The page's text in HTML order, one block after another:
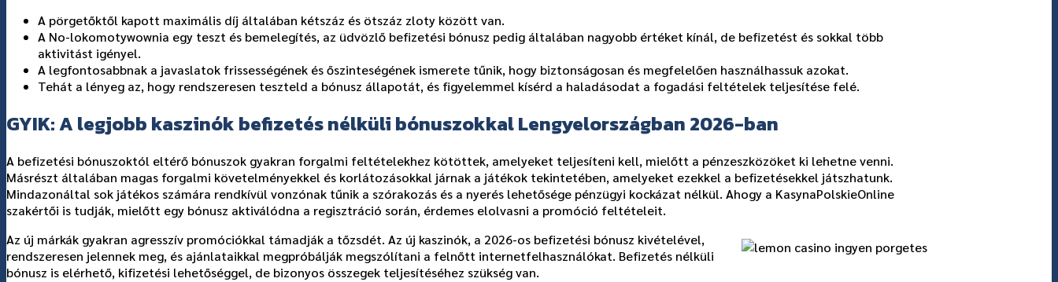
A pörgetőktől kapott maximális díj általában kétszáz és ötszáz zloty között van.
A No-lokomotywownia egy teszt és bemelegítés, az üdvözlő befizetési bónusz pedig általában nagyobb értéket kínál, de befizetést és sokkal több
aktivitást igényel.
A legfontosabbnak a javaslatok frissességének és őszinteségének ismerete tűnik, hogy biztonságosan és megfelelően használhassuk azokat.
Tehát a lényeg az, hogy rendszeresen teszteld a bónusz állapotát, és figyelemmel kísérd a haladásodat a fogadási feltételek teljesítése felé.
GYIK: A legjobb kaszinók befizetés nélküli bónuszokkal Lengyelországban 2026-ban
A befizetési bónuszoktól eltérő bónuszok gyakran forgalmi feltételekhez kötöttek, amelyeket teljesíteni kell, mielőtt a pénzeszközöket ki lehetne venni.
Másrészt általában magas forgalmi követelményekkel és korlátozásokkal járnak a játékok tekintetében, amelyeket ezekkel a befizetésekkel játszhatunk.
Mindazonáltal sok játékos számára rendkívül vonzónak tűnik a szórakozás és a nyerés lehetősége pénzügyi kockázat nélkül. Ahogy a KasynaPolskieOnline
szakértői is tudják, mielőtt egy bónusz aktiválódna a regisztráció során, érdemes elolvasni a promóció feltételeit.
Az új márkák gyakran agresszív promóciókkal támadják a tőzsdét. Az új kaszinók, a 2026-os befizetési bónusz kivételével,
rendszeresen jelennek meg, és ajánlataikkal megpróbálják megszólítani a felnőtt internetfelhasználókat. Befizetés nélküli
bónusz is elérhető, kifizetési lehetőséggel, de bizonyos összegek teljesítéséhez szükség van.